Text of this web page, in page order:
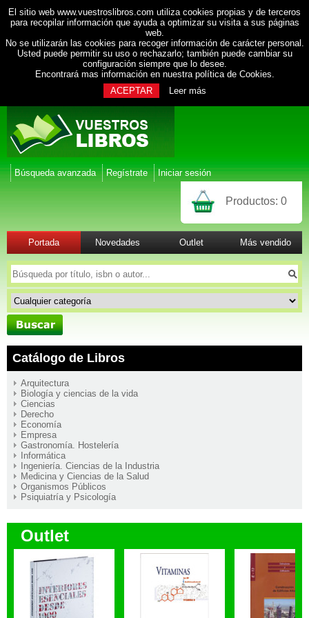
El sitio web www.vuestroslibros.com utiliza cookies propias y de terceros
para recopilar información que ayuda a optimizar su visita a sus páginas
web.
No se utilizarán las cookies para recoger información de carácter personal.
Usted puede permitir su uso o rechazarlo; también puede cambiar su
configuración siempre que lo desee.
Encontrará mas información en nuestra política de Cookies.
ACEPTAR
Leer más
Búsqueda avanzada Regístrate Iniciar sesión
Productos: 0
Portada Novedades Outlet Más vendido
Catálogo de Libros
Arquitectura
Biología y ciencias de la vida
Ciencias
Derecho
Economía
Empresa
Gastronomía. Hostelería
Informática
Ingeniería. Ciencias de la Industria
Medicina y Ciencias de la Salud
Organismos Públicos
Psiquiatría y Psicología
Outlet